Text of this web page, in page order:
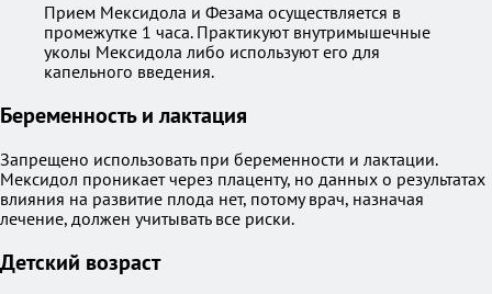
Прием Мексидола и Фезама осуществляется в
промежутке 1 часа. Практикуют внутримышечные
уколы Мексидола либо используют его для
капельного введения.
Беременность и лактация
Запрещено использовать при беременности и лактации.
Мексидол проникает через плаценту, но данных о результатах
влияния на развитие плода нет, потому врач, назначая
лечение, должен учитывать все риски.
Детский возраст